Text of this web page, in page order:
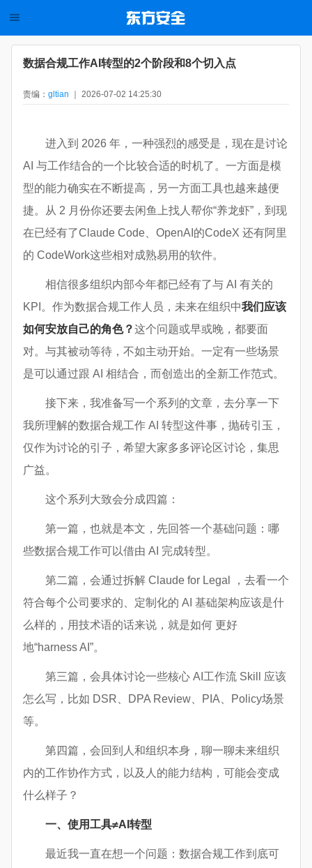
数据合规工作AI转型的2个阶段和8个切入点
责编： gltian ｜ 2026-07-02 14:25:30
进入到 2026 年，一种强烈的感受是，现在是讨论
AI 与工作结合的一个比较合适的时机了。一方面是模
型的能力确实在不断提高，另一方面工具也越来越便
捷。从 2 月份你还要去闲鱼上找人帮你“养龙虾”，到现
在已经有了Claude Code、OpenAI的CodeX 还有阿里
的 CodeWork这些相对成熟易用的软件。
相信很多组织内部今年都已经有了与 AI 有关的
KPI。作为数据合规工作人员，未来在组织中我们应该
如何安放自己的角色？这个问题或早或晚，都要面
对。与其被动等待，不如主动开始。一定有一些场景
是可以通过跟 AI 相结合，而创造出的全新工作范式。
接下来，我准备写一个系列的文章，去分享一下
我所理解的数据合规工作 AI 转型这件事，抛砖引玉，
仅作为讨论的引子，希望大家多多评论区讨论，集思
广益。
这个系列大致会分成四篇：
第一篇，也就是本文，先回答一个基础问题：哪
些数据合规工作可以借由 AI 完成转型。
第二篇，会通过拆解 Claude for Legal ，去看一个
符合每个公司要求的、定制化的 AI 基础架构应该是什
么样的，用技术语的话来说，就是如何 更好
地“harness AI”。
第三篇，会具体讨论一些核心 AI工作流 Skill 应该
怎么写，比如 DSR、DPA Review、PIA、Policy场景
等。
第四篇，会回到人和组织本身，聊一聊未来组织
内的工作协作方式，以及人的能力结构，可能会变成
什么样子？
一、使用工具≠AI转型
最近我一直在想一个问题：数据合规工作到底可